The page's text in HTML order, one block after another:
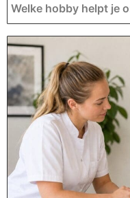
Welke hobby helpt je